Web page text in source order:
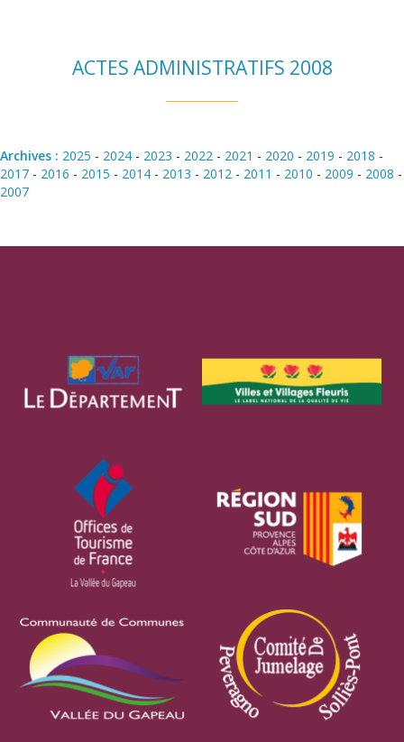
ACTES ADMINISTRATIFS 2008
Archives : 2025 - 2024 - 2023 - 2022 - 2021 - 2020 - 2019 - 2018 -
2017 - 2016 - 2015 - 2014 - 2013 - 2012 - 2011 - 2010 - 2009 - 2008 -
2007